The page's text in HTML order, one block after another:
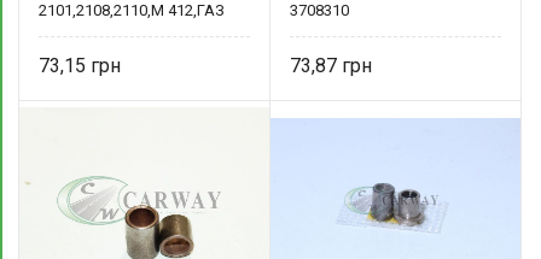
2101,2108,2110,М 412,ГАЗ
73,15
3708310
73,87